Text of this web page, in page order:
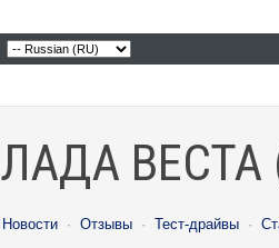
ЛАДА ВЕСТА
Новости · Отзывы · Тест-драйвы ·